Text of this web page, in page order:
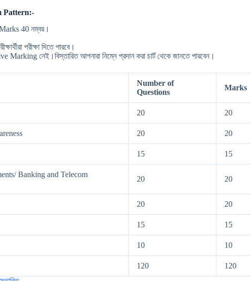
Pattern:-
40 নম্বর।
পরীক্ষা দিতে পারবে।
নেই।বিস্তারিত আপনারা নিম্নে প্রদান করা চার্ট থেকে জানতে পারবেন।
Number of
Questions
Marks
20 20
20 20
15 15
Banking and Telecom
20 20
20 20
15 15
10 10
120
120